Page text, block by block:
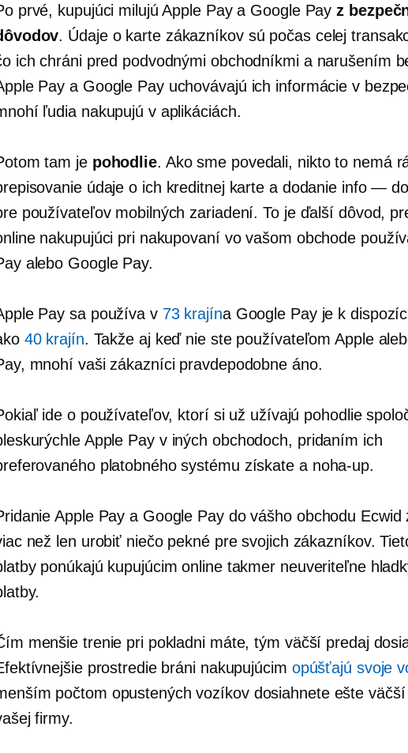
prvé, kupujúci milujú Apple Pay a Google Payz
. Údaje o karte zákazníkov sú počas celej
ich chráni pred podvodnými obchodníkmi a narušením
Pay a Google Pay uchovávajú ich informácie v
ľudia nakupujú v aplikáciách.
tam je pohodlie. Ako sme povedali, nikto to nemá
údaje o ich kreditnej karte a dodanie info —
používateľov mobilných zariadení. To je ďalší dôvod,
nakupujúci pri nakupovaní vo vašom obchode
alebo Google Pay.
Pay sa používa v 73 krajína Google Pay je k
40 krajín. Takže aj keď nie ste používateľom Apple
mnohí vaši zákazníci pravdepodobne áno.
ide o používateľov, ktorí si už užívajú pohodlie
Apple Pay v iných obchodoch, pridaním ich
platobného systému získate a noha-up.
Apple Pay a Google Pay do vášho obchodu Ecwid
než len urobiť niečo pekné pre svojich zákazníkov.
ponúkajú kupujúcim online takmer neuveriteľne
menšie trenie pri pokladni máte, tým väčší predaj
prostredie bráni nakupujúcim opúšťajú svoje
počtom opustených vozíkov dosiahnete ešte
firmy.